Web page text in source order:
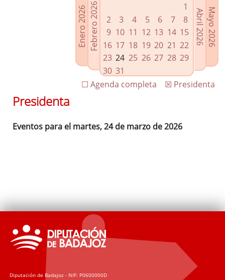
Enlaces relacionados
Agenda de Presidencia
Plenos provinciales y Juntas de gobierno
Oficina de Proyectos Europeos
Enero 2026Febrero 2026
1
2
3 4 5 6 7
8
9 10 11 12 13 14 15
16 17 18 19 20 21 22
23 24 25 26 27 28 29
30 31
Mayo 2026
Abril 2026
☒ Presidenta
☐ Agenda completa
Presidenta
Eventos para el martes, 24 de marzo de 2026
Diputación de Badajoz - NIF: P0600000D